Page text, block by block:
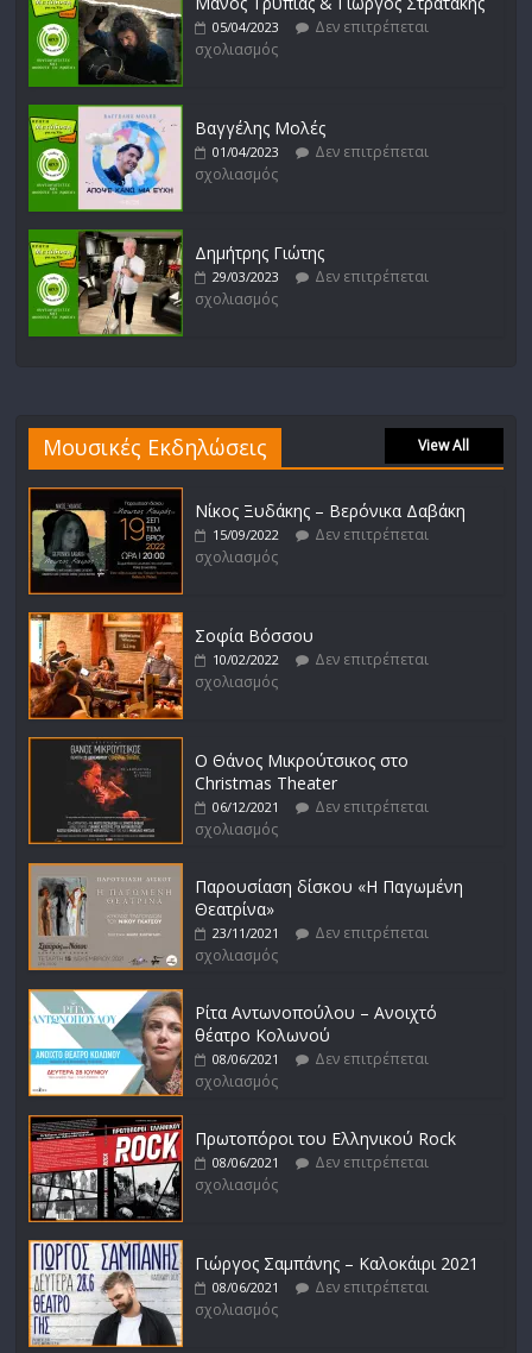
05/04/2023
Δεν επιτρέπεται
σχολιασμός
Βαγγέλης Μολές
01/04/2023
Δεν επιτρέπεται
σχολιασμός
Δημήτρης Γιώτης
29/03/2023
Δεν επιτρέπεται
σχολιασμός
Μουσικές Εκδηλώσεις View All
Νίκος Ξυδάκης – Βερόνικα Δαβάκη
15/09/2022
Δεν επιτρέπεται
σχολιασμός
Σοφία Βόσσου
10/02/2022
Δεν επιτρέπεται
σχολιασμός
Ο Θάνος Μικρούτσικος στο
Christmas Theater
06/12/2021
Δεν επιτρέπεται
σχολιασμός
Παρουσίαση δίσκου «Η Παγωμένη
Θεατρίνα»
23/11/2021
Δεν επιτρέπεται
σχολιασμός
Ρίτα Αντωνοπούλου – Ανοιχτό
θέατρο Κολωνού
08/06/2021
Δεν επιτρέπεται
σχολιασμός
Πρωτοπόροι του Ελληνικού Rock
08/06/2021
Δεν επιτρέπεται
σχολιασμός
Γιώργος Σαμπάνης – Καλοκάιρι 2021
08/06/2021
Δεν επιτρέπεται
σχολιασμός